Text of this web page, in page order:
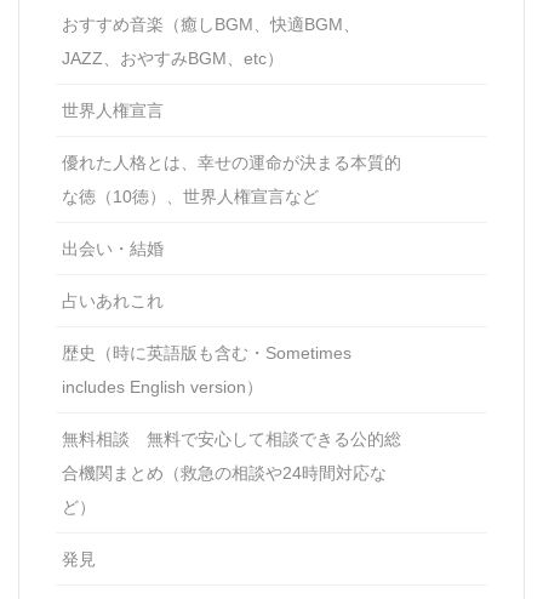
おすすめ音楽（癒しBGM、快適BGM、
JAZZ、おやすみBGM、etc）
世界人権宣言
優れた人格とは、幸せの運命が決まる本質的
な徳（10徳）、世界人権宣言など
出会い・結婚
占いあれこれ
歴史（時に英語版も含む・Sometimes
includes English version）
無料相談 無料で安心して相談できる公的総
合機関まとめ（救急の相談や24時間対応な
ど）
発見